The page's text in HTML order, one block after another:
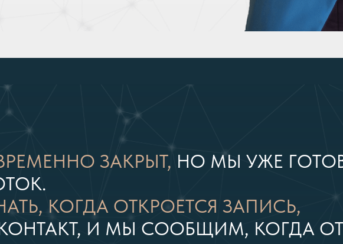
ЗАКРЫТ, НО МЫ УЖЕ
КОГДА ОТКРОЕТСЯ ЗАПИСЬ,
И МЫ СООБЩИМ, КОГДА